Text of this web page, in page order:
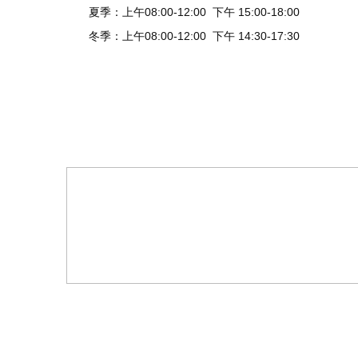
夏季：上午08:00-1 2:00 下午 15:00-18:00
冬季：上午08:00-1 2:00 下午 14:30-17:30